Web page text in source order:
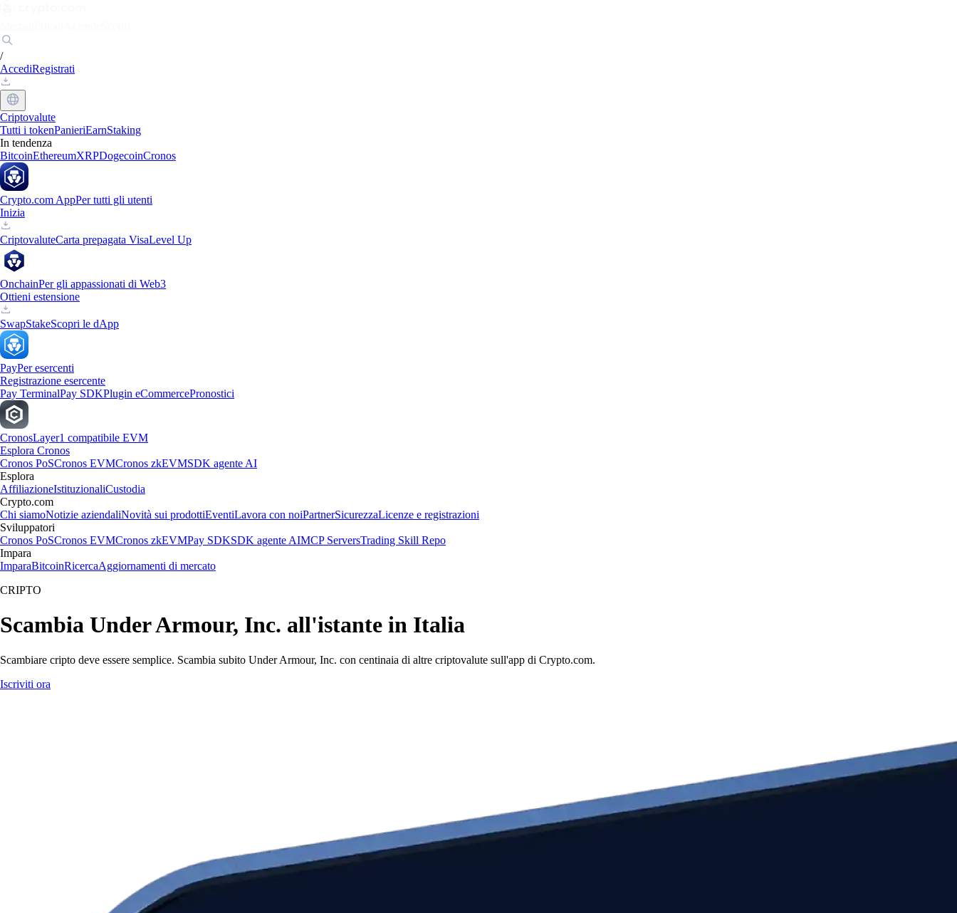
/
AccediRegistrati
Criptovalute
Tutti i tokenPanieriEarnStaking
In tendenza
BitcoinEthereumXRPDogecoinCronos
Crypto.com AppPer tutti gli utenti
Inizia
CriptovaluteCarta prepagata VisaLevel Up
OnchainPer gli appassionati di Web3
Ottieni estensione
SwapStakeScopri le dApp
PayPer esercenti
Registrazione esercente
Pay TerminalPay SDKPlugin eCommercePronostici
CronosLayer1 compatibile EVM
Esplora Cronos
Cronos PoSCronos EVMCronos zkEVMSDK agente AI
Esplora
AffiliazioneIstituzionaliCustodia
Crypto.com
Chi siamoNotizie aziendaliNovità sui prodottiEventiLavora con noiPartnerSicurezzaLicenze e registrazioni
Sviluppatori
Cronos PoSCronos EVMCronos zkEVMPay SDKSDK agente AIMCP ServersTrading Skill Repo
Impara
ImparaBitcoinRicercaAggiornamenti di mercato
CRIPTO
Scambia Under Armour, Inc. all'istante in Italia
Scambiare cripto deve essere semplice. Scambia subito Under Armour, Inc. con centinaia di altre criptovalute sull'app di Crypto.com.
Iscriviti ora